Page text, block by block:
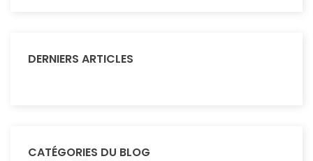
DERNIERS ARTICLES
CATÉGORIES DU BLOG